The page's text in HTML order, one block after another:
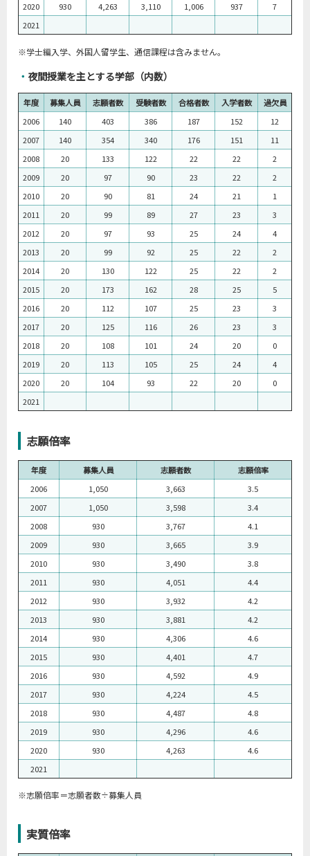
2020 930 4,263 3,110 1,006 937
7
2021
※学士編入学、外国人留学生、通信課程は含みません。
・ 夜間授業を主とする学部（内数）
年度 募集人員 志願者数 受験者数 合格者数 入学者数
過欠員
2006
140 403 386 187 152
12
2007
140 354 340 176 151
11
2008
20 133 122 22 22
2
2009
20 97 90 23 22
2
2010
20 90 81 24 21
1
2011
20 99 89 27 23
3
2012
20 97 93 25 24
4
2013
20 99 92 25 22
2
2014
20 130 122 25 22
2
2015
20 173 162 28 25
5
2016
20 112 107 25 23
3
2017
20 125 116 26 23
3
2018
20 108 101 24 20
0
2019
20 113 105 25 24
4
2020
20 104 93 22 20
0
2021
志願倍率
年度 募集人員 志願者数
志願倍率
2006
1,050 3,663
3.5
2007
1,050 3,598
3.4
2008
930 3,767
4.1
2009
930 3,665
3.9
2010
930 3,490
3.8
2011
930 4,051
4.4
2012
930 3,932
4.2
2013
930 3,881
4.2
2014
930 4,306
4.6
2015
930 4,401
4.7
2016
930 4,592
4.9
2017
930 4,224
4.5
2018
930 4,487
4.8
2019
930 4,296
4.6
2020
930 4,263
4.6
2021
※志願倍率＝志願者数÷募集人員
実質倍率